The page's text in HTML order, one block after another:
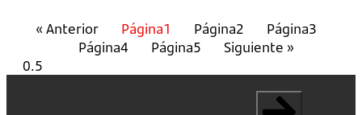
« Anterior Página1 Página2 Página3
Página4 Página5 Siguiente »